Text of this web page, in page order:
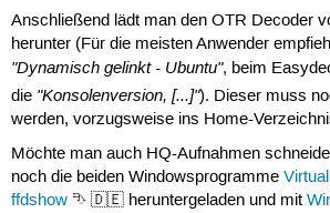
Anschließend lädt man den OTR Decoder
herunter (Für die meisten Anwender
"Dynamisch gelinkt - Ubuntu", beim
die "Konsolenversion, [...]"). Dieser muss
werden, vorzugsweise ins Home-
Möchte man auch HQ-Aufnahmen
noch die beiden Windowsprogramme
ffdshow⮷ 🇩🇪 heruntergeladen und mit